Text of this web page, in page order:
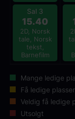
Sal 3
15.40
2D, Norsk
tale, Norsk
tekst,
Barnefilm
Mange ledige
Få ledige plasser
Veldig få ledige
Utsolgt